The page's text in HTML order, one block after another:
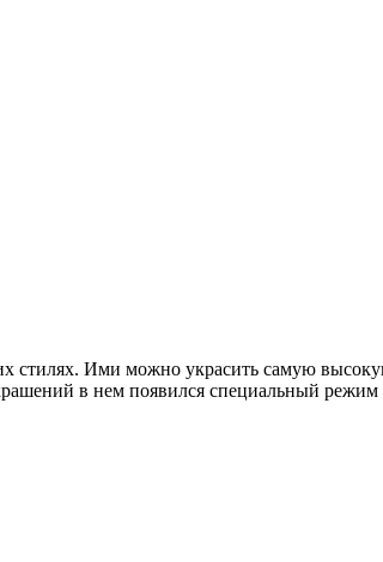
стилях. Ими можно украсить самую
в нем появился специальный режим